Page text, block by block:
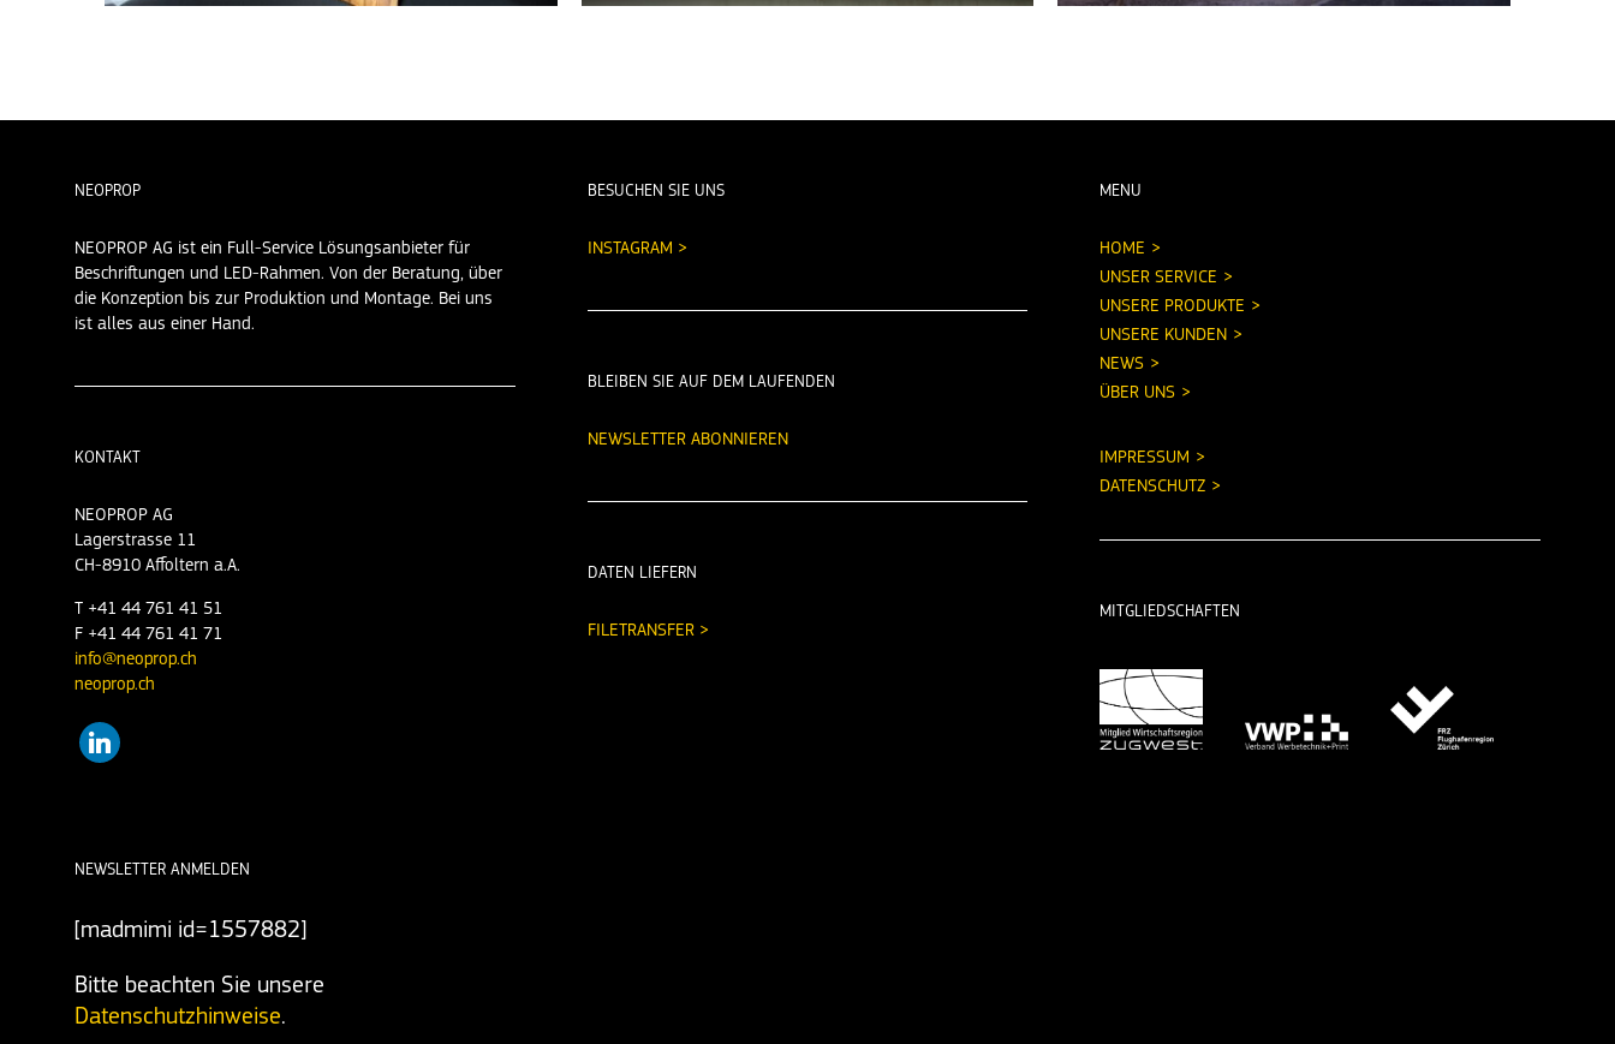
NEOPROP
NEOPROP AG ist ein Full-Service Lösungsanbieter für
Beschriftungen und LED-Rahmen. Von der Beratung, über
die Konzeption bis zur Produktion und Montage. Bei uns
ist alles aus einer Hand.
KONTAKT
NEOPROP AG
Lagerstrasse 11
CH-8910 Affoltern a.A.
T +41 44 761 41 51
F +41 44 761 41 71
info@neoprop.ch
neoprop.ch
NEWSLETTER ANMELDEN
[madmimi id=1557882]
Bitte beachten Sie unsere
Datenschutzhinweise.
BESUCHEN SIE UNS
INSTAGRAM >
BLEIBEN SIE AUF DEM LAUFENDEN
NEWSLETTER ABONNIEREN
DATEN LIEFERN
FILETRANSFER >
MENU
HOME
UNSER SERVICE
UNSERE PRODUKTE
UNSERE KUNDEN
NEWS
ÜBER UNS
IMPRESSUM
DATENSCHUTZ
MITGLIEDSCHAFTEN